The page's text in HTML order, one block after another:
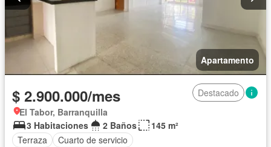
Apartamento
$ 2.900.000/mes
Destacado
El Tabor, Barranquilla
3 Habitaciones
2 Baños
145 m²
Terraza
Cuarto de servicio